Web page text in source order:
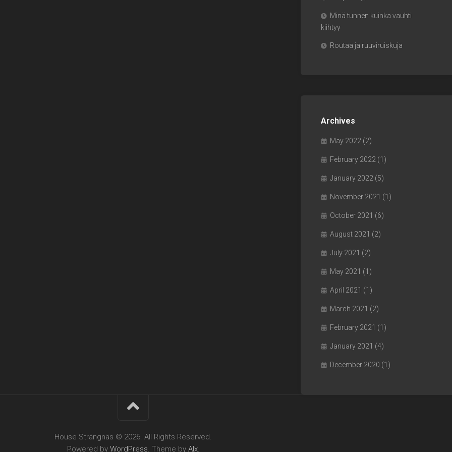
Minä tunnen kuinka vauhti
kiihtyy
Routaa ja ruuviruiskuja
Archives
May 2022 (2)
February 2022 (1)
January 2022 (5)
November 2021 (1)
October 2021 (6)
August 2021 (2)
July 2021 (2)
May 2021 (1)
April 2021 (1)
March 2021 (2)
February 2021 (1)
January 2021 (4)
December 2020 (1)
House Strängnäs © 2026. All Rights Reserved.
Powered by WordPress. Theme by Alx.